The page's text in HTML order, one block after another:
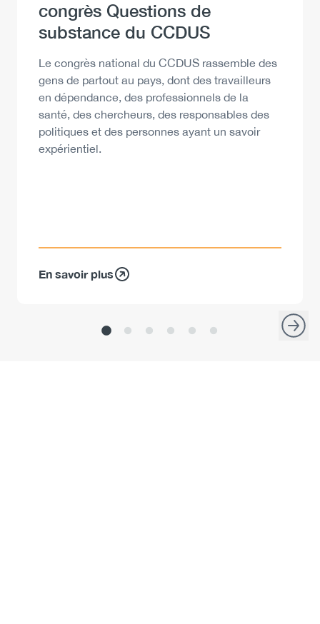
Heading
congrès Questions de
substance du CCDUS
Description
Le congrès national du CCDUS rassemble des
gens de partout au pays, dont des travailleurs
en dépendance, des professionnels de la
santé, des chercheurs, des responsables des
politiques et des personnes ayant un savoir
expérientiel.
En savoir plus